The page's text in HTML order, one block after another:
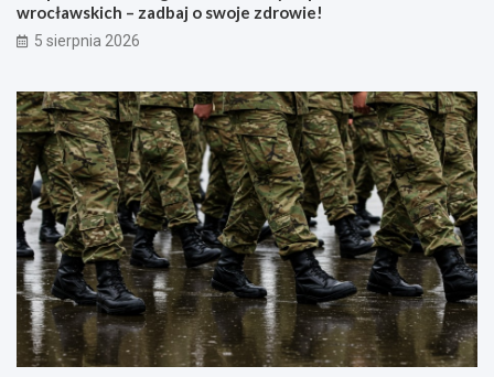
c
j
k
t
ó
r
a
z
m
i
e
n
m
i
w
s
c
h
–
z
a
d
b
a
j
o
s
w
o
wrocławskich – zadbaj o swoje zdrowie!
5 sierpnia 2026